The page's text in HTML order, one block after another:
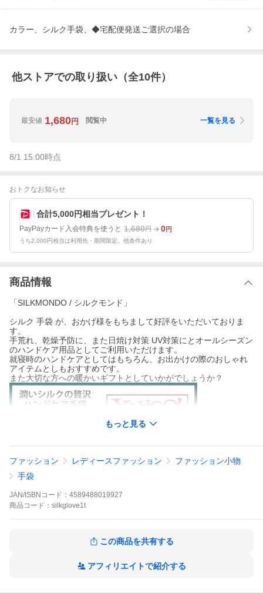
カラー、シルク手袋、◆宅配便発送ご選択の場合
他ストアでの取り扱い（全10件）
最安値 1,680円 閲覧中 一覧を見る
8/1 15:00時点
おトクなお知らせ
合計5,000円相当プレゼント！
PayPayカード入会特典を使うと 1,680円 0円
うち2,000円相当は利用先・期間限定。他条件あり
商品情報
「SILKMONDO / シルクモンド」
シルク 手袋 が、おかげ様をもちまして好評をいただいておりま
す。
手荒れ、乾燥予防に、また日焼け対策 UV対策にとオールシーズン
のハンドケア用品としてご利用いただけます。
就寝時のハンドケアとしてはもちろん、お出かけの際のおしゃれ
アイテムとしもおすすめです。
また大切な方への暖かいギフトとしていかがでしょうか？
視聴ページへ(外部サイト)
もっと見る
ファッション レディースファッション
ファッション小物
手袋
JAN/ISBNコード： 4589488019927
商品 コード： silkglove1t
この商品を共有する
アフィリエイトで紹介する